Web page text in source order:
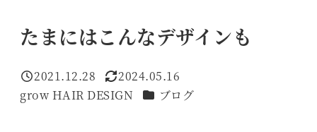
たまにはこんなデザインも
投稿日
2021.12.28
更新日
2024.05.16
著
grow HAIR DESIGN カテゴリー
ブログ